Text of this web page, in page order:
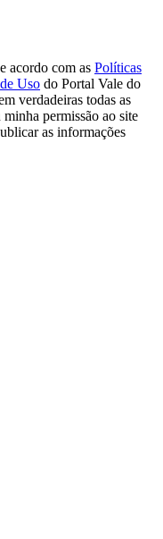
acordo com as Políticas
Uso do Portal Vale do
verdadeiras todas as
permissão ao site
as informações